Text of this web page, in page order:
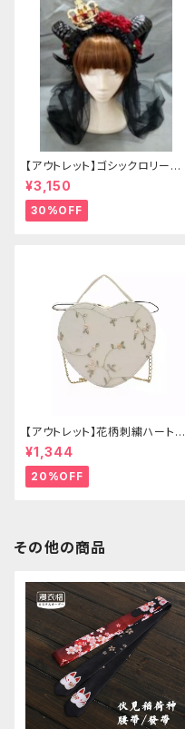
【アウトレット】ゴシックロリータ
ゴールドクラウン＆ホーン(ヴェ
ール付き)
¥3,150
30%OFF
【アウトレット】花柄刺繍ハートバ
ッグ
¥1,344
20%OFF
その他の商品